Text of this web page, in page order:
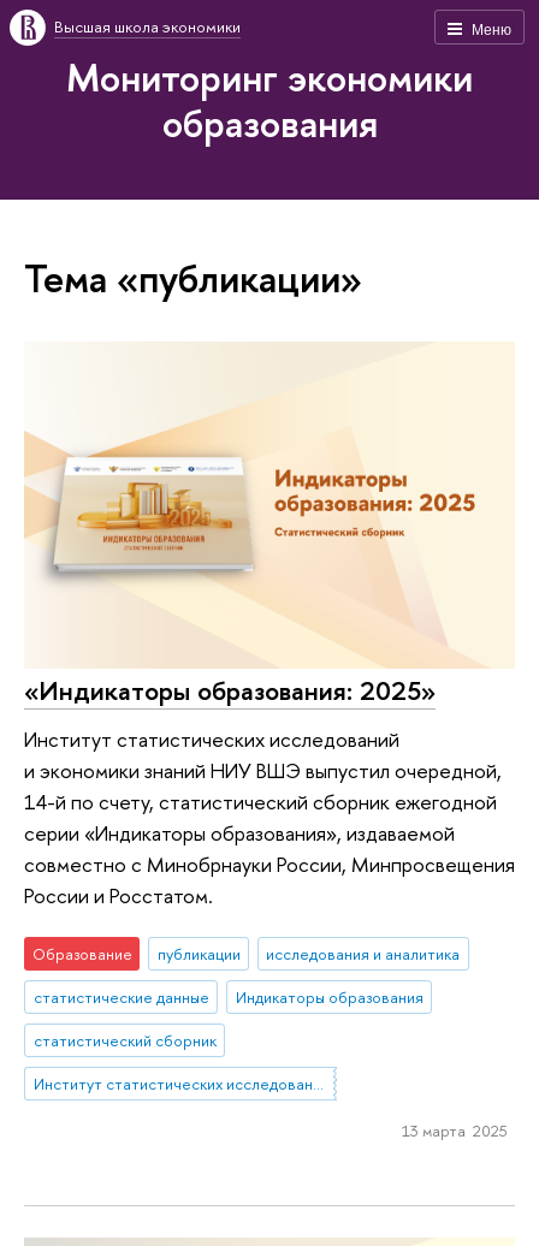
Меню
Высшая школа экономики
Мониторинг экономики
образования
Тема «публикации»
«Индикаторы образования: 2025»
Институт статистических исследований
и экономики знаний НИУ ВШЭ выпустил очередной,
14-й по счету, статистический сборник ежегодной
серии «Индикаторы образования», издаваемой
совместно с Минобрнауки России, Минпросвещения
России и Росстатом.
Образование публикации
исследования и аналитика
статистические данные
Индикаторы образования
статистический сборник
Институт статистических исследований и экономики знаний
13 марта 2025